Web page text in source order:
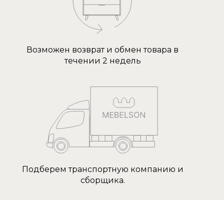
Возможен возврат и обмен товара в
течении 2 недель
Подберем транспортную компанию и
сборщика.